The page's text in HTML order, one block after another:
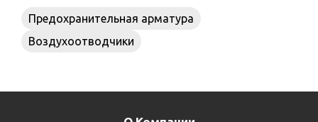
Предохранительная арматура
Воздухоотводчики